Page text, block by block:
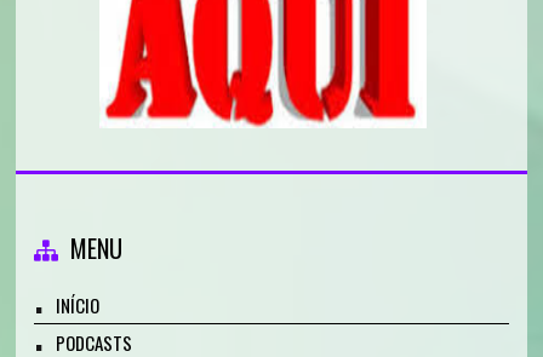
MENU
INÍCIO
PODCASTS